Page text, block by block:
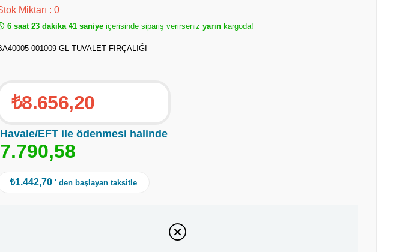
Miktarı : 0
6 saat 23 dakika 41 saniye içerisinde sipariş verirseniz yarın kargoda!
001009 GL TUVALET FIRÇALIĞI
₺8.656,20
Havale/EFT ile ödenmesi halinde
7.790,58
₺1.442,70 ' den başlayan taksitle